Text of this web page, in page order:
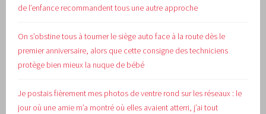
de l’enfance recommandent tous une autre approche
On s’obstine tous à tourner le siège auto face à la route dès le
premier anniversaire, alors que cette consigne des techniciens
protège bien mieux la nuque de bébé
Je postais fièrement mes photos de ventre rond sur les réseaux : le
jour où une amie m’a montré où elles avaient atterri, j’ai tout